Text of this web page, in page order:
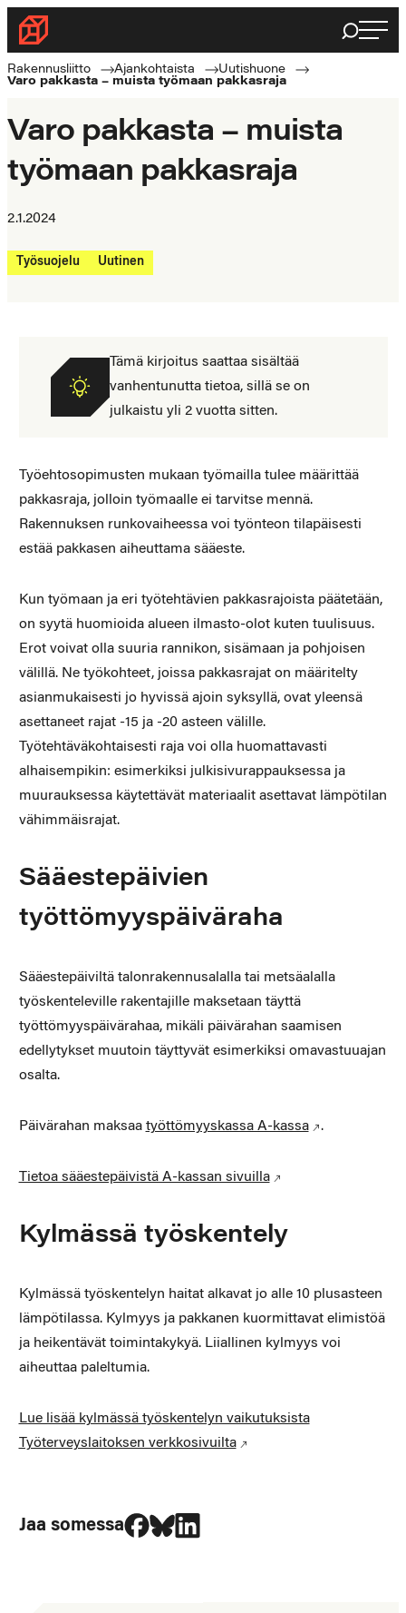
Siirry
suoraan
sisältöön
Rakennusliitto
Rakennusalan
ammattilaisten
Haku
Rakennusliitto Ajankohtaista
Uutishuone
Varo pakkasta – muista työmaan pakkasraja
Varo pakkasta – muista
työmaan pakkasraja
2.1.2024
Työsuojelu Uutinen
Tämä kirjoitus saattaa sisältää
vanhentunutta tietoa, sillä se on
julkaistu yli 2 vuotta sitten.
Työehtosopimusten mukaan työmailla tulee määrittää
pakkasraja, jolloin työmaalle ei tarvitse mennä.
Rakennuksen runkovaiheessa voi työnteon tilapäisesti
estää pakkasen aiheuttama sääeste.
Kun työmaan ja eri työtehtävien pakkasrajoista päätetään,
on syytä huomioida alueen ilmasto-olot kuten tuulisuus.
Erot voivat olla suuria rannikon, sisämaan ja pohjoisen
välillä. Ne työkohteet, joissa pakkasrajat on määritelty
asianmukaisesti jo hyvissä ajoin syksyllä, ovat yleensä
asettaneet rajat -15 ja -20 asteen välille.
Työtehtäväkohtaisesti raja voi olla huomattavasti
alhaisempikin: esimerkiksi julkisivurappauksessa ja
muurauksessa käytettävät materiaalit asettavat lämpötilan
vähimmäisrajat.
Sääestepäivien
työttömyyspäiväraha
Sääestepäiviltä talonrakennusalalla tai metsäalalla
työskenteleville rakentajille maksetaan täyttä
työttömyyspäivärahaa, mikäli päivärahan saamisen
edellytykset muutoin täyttyvät esimerkiksi omavastuuajan
osalta.
Päivärahan maksaa työttömyyskassa A-kassa .
Tietoa sääestepäivistä A-kassan sivuilla
Kylmässä työskentely
Kylmässä työskentelyn haitat alkavat jo alle 10 plusasteen
lämpötilassa. Kylmyys ja pakkanen kuormittavat elimistöä
ja heikentävät toimintakykyä. Liiallinen kylmyys voi
aiheuttaa paleltumia.
Lue lisää kylmässä työskentelyn vaikutuksista
Työterveyslaitoksen verkkosivuilta
Jaa somessa
Jaa Facebookissa
Jaa Blueskyssa
Jaa LinkedIn:ssä